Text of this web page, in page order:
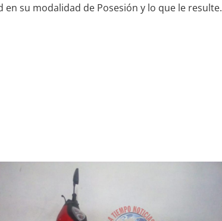
su modalidad de Posesión y lo que le resulte.